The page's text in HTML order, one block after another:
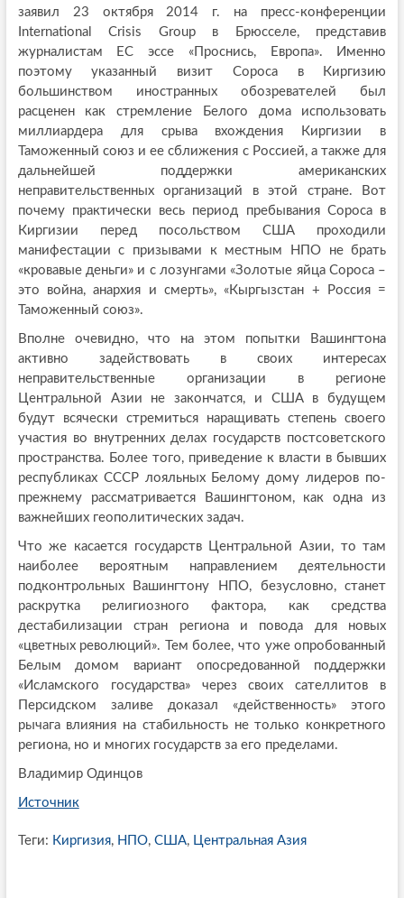
заявил 23 октября 2014 г. на пресс-конференции
International Crisis Group в Брюсселе, представив
журналистам ЕС эссе «Проснись, Европа». Именно
поэтому указанный визит Сороса в Киргизию
большинством иностранных обозревателей был
расценен как стремление Белого дома использовать
миллиардера для срыва вхождения Киргизии в
Таможенный союз и ее сближения с Россией, а также для
дальнейшей поддержки американских
неправительственных организаций в этой стране. Вот
почему практически весь период пребывания Сороса в
Киргизии перед посольством США проходили
манифестации с призывами к местным НПО не брать
«кровавые деньги» и с лозунгами «Золотые яйца Сороса –
это война, анархия и смерть», «Кыргызстан + Россия =
Таможенный союз».
Вполне очевидно, что на этом попытки Вашингтона
активно задействовать в своих интересах
неправительственные организации в регионе
Центральной Азии не закончатся, и США в будущем
будут всячески стремиться наращивать степень своего
участия во внутренних делах государств постсоветского
пространства. Более того, приведение к власти в бывших
республиках СССР лояльных Белому дому лидеров по-
прежнему рассматривается Вашингтоном, как одна из
важнейших геополитических задач.
Что же касается государств Центральной Азии, то там
наиболее вероятным направлением деятельности
подконтрольных Вашингтону НПО, безусловно, станет
раскрутка религиозного фактора, как средства
дестабилизации стран региона и повода для новых
«цветных революций». Тем более, что уже опробованный
Белым домом вариант опосредованной поддержки
«Исламского государства» через своих сателлитов в
Персидском заливе доказал «действенность» этого
рычага влияния на стабильность не только конкретного
региона, но и многих государств за его пределами.
Владимир Одинцов
Источник
Теги: Киргизия, НПО, США, Центральная Азия